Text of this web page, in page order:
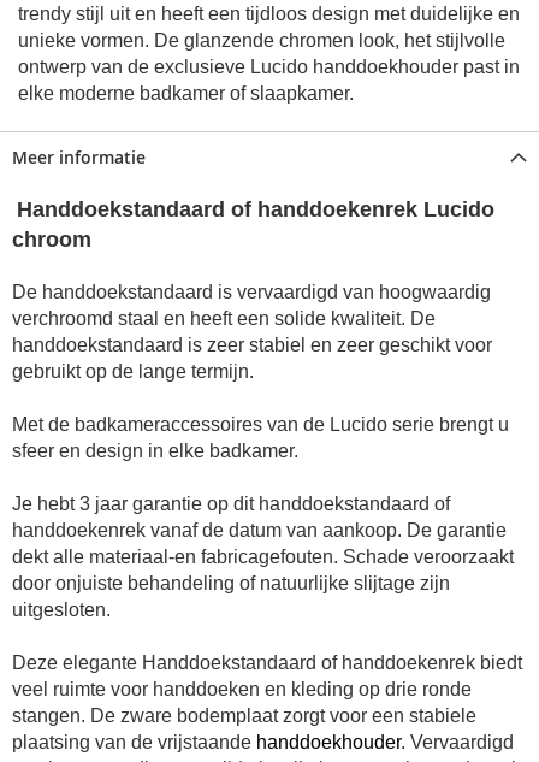
trendy stijl uit en heeft een tijdloos design met duidelijke en
unieke vormen. De glanzende chromen look, het stijlvolle
ontwerp van de exclusieve Lucido handdoekhouder past in
elke moderne badkamer of slaapkamer.
Meer informatie
Handdoekstandaard of handdoekenrek Lucido
chroom
De handdoekstandaard is vervaardigd van hoogwaardig
verchroomd staal en heeft een solide kwaliteit. De
handdoekstandaard is zeer stabiel en zeer geschikt voor
gebruikt op de lange termijn.
Met de badkameraccessoires van de Lucido serie brengt u
sfeer en design in elke badkamer.
Je hebt 3 jaar garantie op dit handdoekstandaard of
handdoekenrek vanaf de datum van aankoop. De garantie
dekt alle materiaal-en fabricagefouten. Schade veroorzaakt
door onjuiste behandeling of natuurlijke slijtage zijn
uitgesloten.
Deze elegante Handdoekstandaard of handdoekenrek biedt
veel ruimte voor handdoeken en kleding op drie ronde
stangen. De zware bodemplaat zorgt voor een stabiele
plaatsing van de vrijstaande handdoekhouder. Vervaardigd